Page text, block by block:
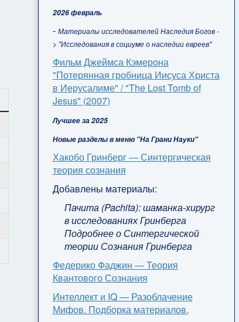
2026 февраль
- Материалы исследователей Наследия Богов -
> "Исследования в социуме о наследии евреев"
Фильм Джеймса Кэмерона
"Потерянная гробница Иисуса Христа
в Иерусалиме" / "The Lost Tomb of
Jesus" (2007)
Лучшее за 2025
Новые разделы в меню "На Грани Науки"
Хакобо Гринберг — Синтергическая
теория сознания
Добавлены материалы:
Пачита (Pachita): шаманка-хирург
в исследованиях Гринберга
Подробнее о Синтергической
теории Сознания Гринберга
Федерико Фаджин — Теория
Квантового Сознания
Интеллект и IQ — Разоблачение
Мифов. Подборка материалов.